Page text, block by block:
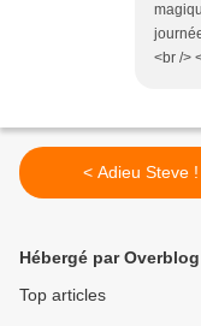
<br />
< Adieu Steve !
Hébergé par Overblog
Top articles